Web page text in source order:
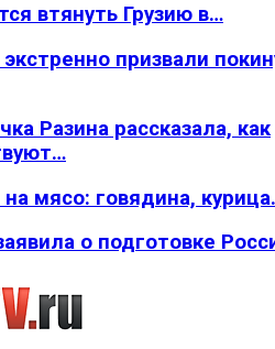
втянуть Грузию в…
призвали
Разина рассказала, как
мясо: говядина,
о подготовке